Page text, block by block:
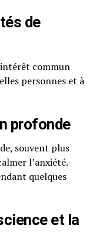
de
commun
personnes et à
profonde
souvent plus
l’anxiété.
quelques
et la